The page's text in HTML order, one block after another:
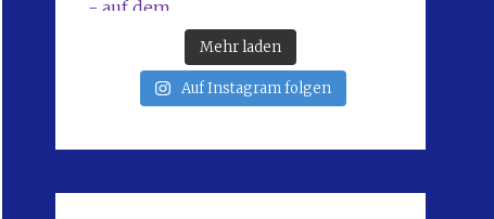
Mehr laden
Auf Instagram folgen